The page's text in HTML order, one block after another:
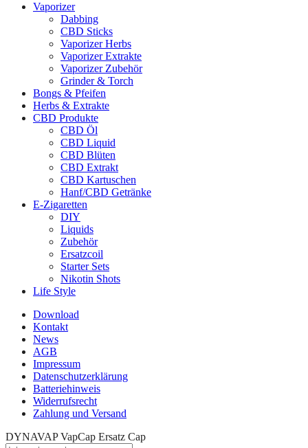
Vaporizer
Dabbing
CBD Sticks
Vaporizer Herbs
Vaporizer Extrakte
Vaporizer Zubehör
Grinder & Torch
Bongs & Pfeifen
Herbs & Extrakte
CBD Produkte
CBD Öl
CBD Liquid
CBD Blüten
CBD Extrakt
CBD Kartuschen
Hanf/CBD Getränke
E-Zigaretten
DIY
Liquids
Zubehör
Ersatzcoil
Starter Sets
Nikotin Shots
Life Style
Download
Kontakt
News
AGB
Impressum
Datenschutzerklärung
Batteriehinweis
Widerrufsrecht
Zahlung und Versand
DYNAVAP VapCap Ersatz Cap